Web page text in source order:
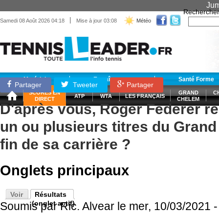
Samedi 08 Août 2026 04:18 | Mise à jour 03:08 Météo
Rechercher
Matériel Entraînement Santé Forme
SCORES EN
DIRECT
ATP WTA LES FRANÇAIS
GRAND
CHELEM
Partager Tweeter Partager
D'après vous, Roger Federer
un ou plusieurs titres du
fin de sa carrière ?
Onglets principaux
Voir
Résultats
(onglet actif)
Soumis parRic. Alvear le mer, 10/03/2021